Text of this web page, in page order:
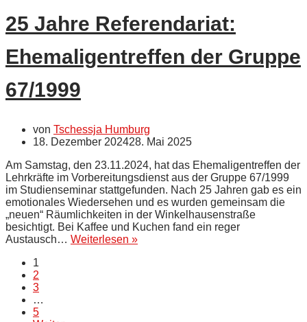
die
Politikgruppe
Studienseminars
25 Jahre Referendariat:
Ehemaligentreffen der Gruppe
67/1999
von Tschessja Humburg
18. Dezember 202428. Mai 2025
Am Samstag, den 23.11.2024, hat das Ehemaligentreffen der
Lehrkräfte im Vorbereitungsdienst aus der Gruppe 67/1999
im Studienseminar stattgefunden. Nach 25 Jahren gab es ein
emotionales Wiedersehen und es wurden gemeinsam die
„neuen“ Räumlichkeiten in der Winkelhausenstraße
besichtigt. Bei Kaffee und Kuchen fand ein reger
Austausch… Weiterlesen »25
1
2
3
…
5